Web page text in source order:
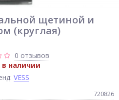
щетиной и
(круглая)
0 отзывов
в наличии
VESS
720826